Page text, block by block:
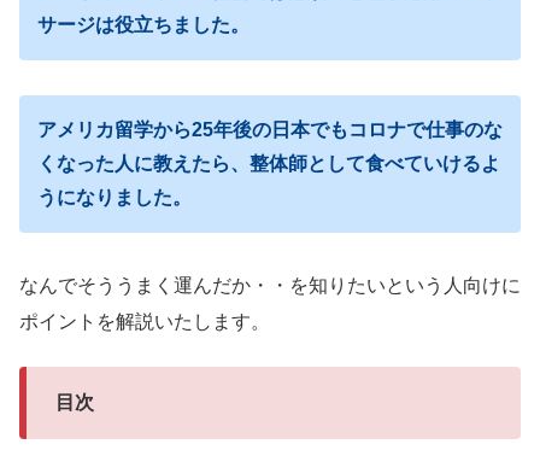
サージは役立ちました。
アメリカ留学から25年後の日本でもコロナで仕事のな
くなった人に教えたら、整体師として食べていけるよ
うになりました。
なんでそううまく運んだか・・を知りたいという人向けに
ポイントを解説いたします。
目次